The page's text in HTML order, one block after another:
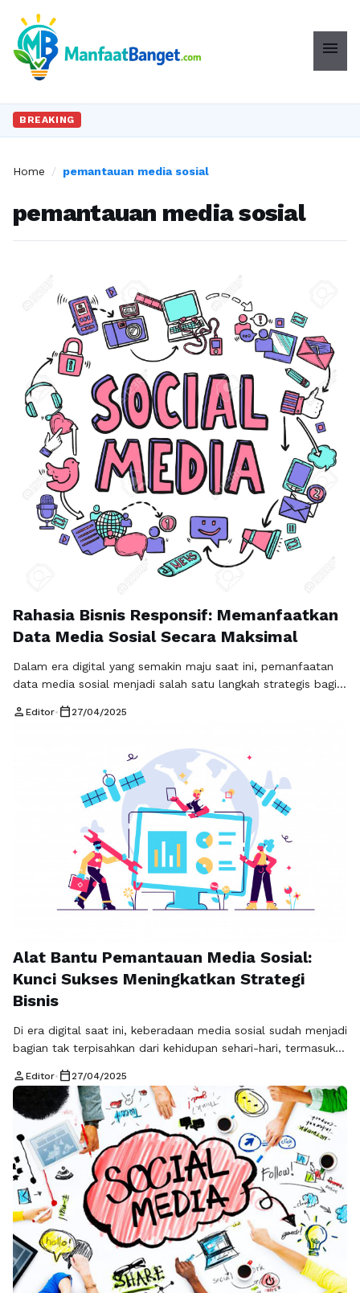
menu
BREAKING
Home / pemantauan media sosial
pemantauan media sosial
Rahasia Bisnis Responsif: Memanfaatkan
Data Media Sosial Secara Maksimal
Dalam era digital yang semakin maju saat ini, pemanfaatan
data media sosial menjadi salah satu langkah strategis bagi
pemantauan media sosial modern tidak hanya memungkinkan
konsumen, tetapi juga memberikan wawasan mendalam
tentang perilaku pasar dan tren yang sedang berkembang.
Pemantauan media sosial telah menjadi …
Baca
Selengkapnya
person Editor• calendar_today 27/04/2025
Alat Bantu Pemantauan Media Sosial:
Kunci Sukses Meningkatkan Strategi
Bisnis
Di era digital saat ini, keberadaan media sosial sudah menjadi
bagian tak terpisahkan dari kehidupan sehari-hari, termasuk
Facebook, Twitter, dan LinkedIn menjadi arena baru untuk
berinteraksi dengan pelanggan, mempromosikan produk,
serta membangun brand awareness. Namun, untuk
memanfaatkan media sosial secara efektif, penting bagi
perusahaan untuk menggunakan alat bantu …Baca
Selengkapnya
person Editor• calendar_today 27/04/2025